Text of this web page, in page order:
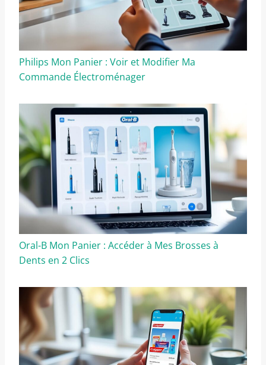
Philips Mon Panier : Voir et Modifier Ma
Commande Électroménager
Oral-B Mon Panier : Accéder à Mes Brosses à
Dents en 2 Clics